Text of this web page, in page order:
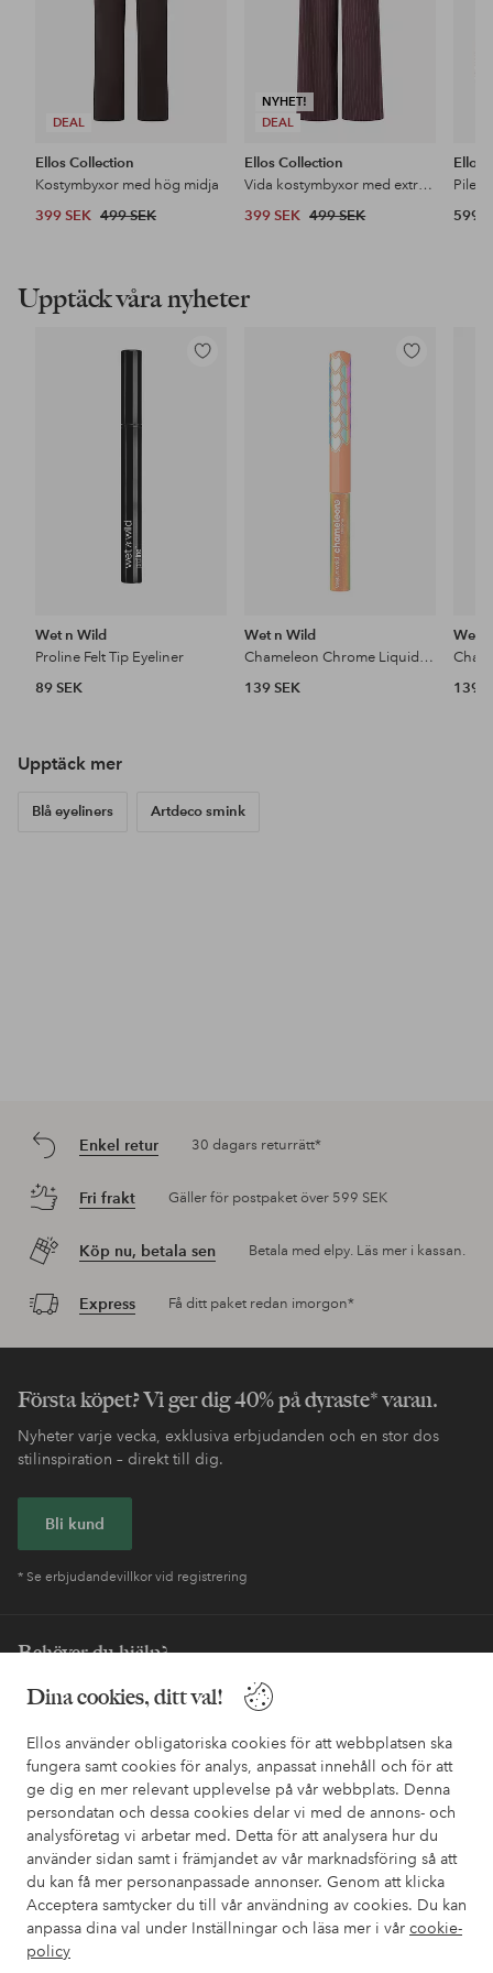
Dina cookies, ditt val!
Ellos använder obligatoriska cookies för att webbplatsen ska
fungera samt cookies för analys, anpassat innehåll och för att
ge dig en mer relevant upplevelse på vår webbplats. Denna
persondatan och dessa cookies delar vi med de annons- och
analysföretag vi arbetar med. Detta för att analysera hur du
använder sidan samt i främjandet av vår marknadsföring så att
du kan få mer personanpassade annonser. Genom att klicka
Acceptera samtycker du till vår användning av cookies. Du kan
anpassa dina val under Inställningar och läsa mer i vår cookie-
policy
DEAL
Ellos Collection
Kostymbyxor med hög midja
399 SEK 499 SEK
NYHET!
DEAL
Ellos Collection
Vida kostymbyxor med extra hög midja
399 SEK 499 SEK
Ellos
599
Upptäck våra nyheter
Lägg
Wet n Wild
Proline Felt Tip Eyeliner
89 SEK
Lägg
Wet n Wild
Chameleon Chrome Liquid Eyeliner
139 SEK
Wet
139
Upptäck mer
Blå eyeliners Artdeco smink
Enkel retur 30 dagars returrätt*
Fri frakt Gäller för postpaket över 599 SEK
Köp nu, betala sen Betala med elpy. Läs mer i kassan.
Express Få ditt paket redan imorgon*
Första köpet? Vi ger dig 40% på dyraste* varan.
Nyheter varje vecka, exklusiva erbjudanden och en stor dos
stilinspiration – direkt till dig.
Bli kund
* Se erbjudandevillkor vid registrering
Behöver du hjälp?
I vår FAQ hittar du svaren på de vanligaste frågorna. Här finns
också information om hur du enklast kontaktar oss.
Kundservice Beställning Betalsätt
Mina sidor
Om Ellos